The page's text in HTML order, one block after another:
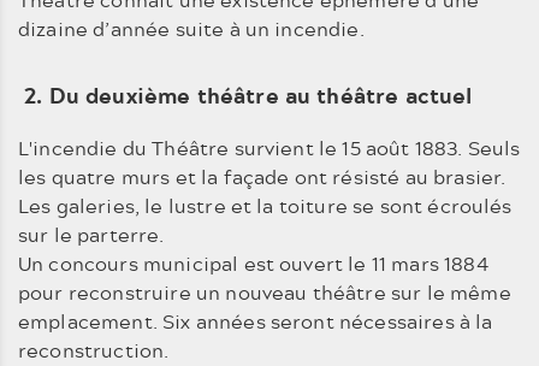
dizaine d’année suite à un incendie.
2. Du deuxième théâtre au théâtre actuel
L'incendie du Théâtre survient le 15 août 1883. Seuls
les quatre murs et la façade ont résisté au brasier.
Les galeries, le lustre et la toiture se sont écroulés
sur le parterre.
Un concours municipal est ouvert le 11 mars 1884
pour reconstruire un nouveau théâtre sur le même
emplacement. Six années seront nécessaires à la
reconstruction.